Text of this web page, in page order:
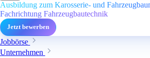
Ausbildung zum Karosserie- und
Fachrichtung Fahrzeugbautechnik
Jetzt bewerben
Jobbörse
Unternehmen